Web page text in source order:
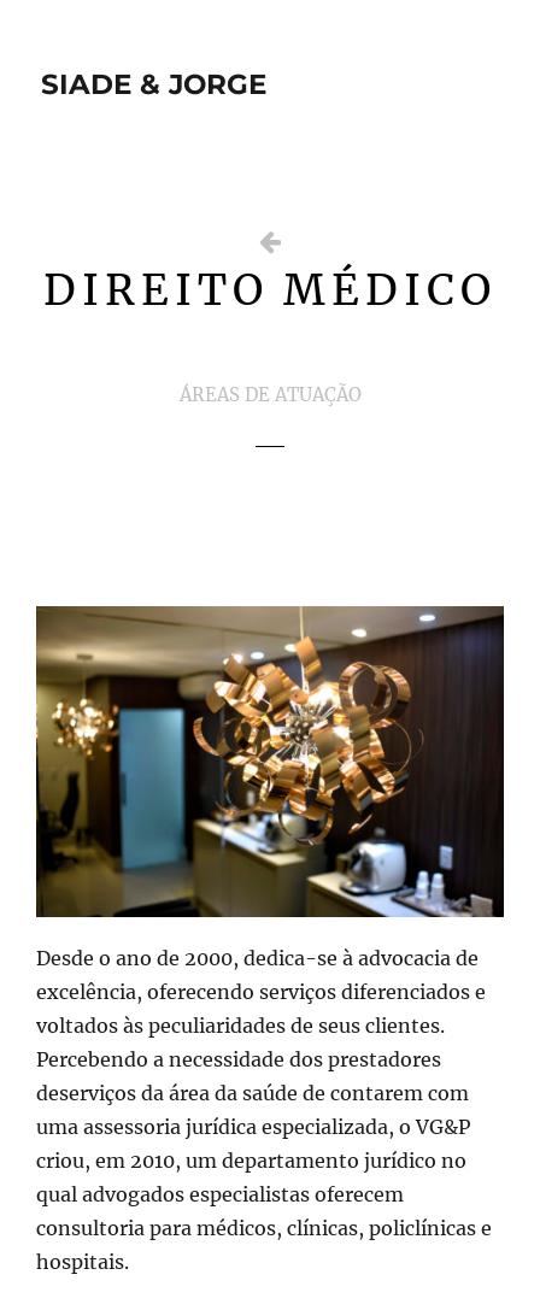
SIADE & JORGE
DIREITO MÉDICO
ÁREAS DE ATUAÇÃO
Desde o ano de 2000, dedica-se à advocacia de
excelência, oferecendo serviços diferenciados e
voltados às peculiaridades de seus clientes.
Percebendo a necessidade dos prestadores
deserviços da área da saúde de contarem com
uma assessoria jurídica especializada, o VG&P
criou, em 2010, um departamento jurídico no
qual advogados especialistas oferecem
consultoria para médicos, clínicas, policlínicas e
hospitais.